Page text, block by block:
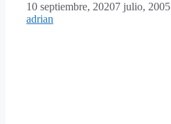
10 septiembre, 20207 julio, 2005
adrian